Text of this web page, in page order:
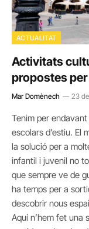
ACTUALITAT
Activitats
propostes
Mar Domènech 23
Tenim per
escolars d’estiu. El
la solució per a
infantil i juvenil no
que sempre ve de
ha temps per a
descobrir nous
Aquí n’hem fet una